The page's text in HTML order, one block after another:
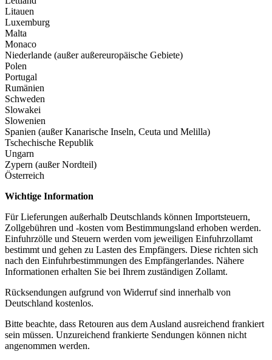
Litauen
Luxemburg
Malta
Monaco
Niederlande (außer außereuropäische Gebiete)
Polen
Portugal
Rumänien
Schweden
Slowakei
Slowenien
Spanien (außer Kanarische Inseln, Ceuta und Melilla)
Tschechische Republik
Ungarn
Zypern (außer Nordteil)
Österreich
Wichtige Information
Für Lieferungen außerhalb Deutschlands können Importsteuern,
Zollgebühren und -kosten vom Bestimmungsland erhoben werden.
Einfuhrzölle und Steuern werden vom jeweiligen Einfuhrzollamt
bestimmt und gehen zu Lasten des Empfängers. Diese richten sich
nach den Einfuhrbestimmungen des Empfängerlandes. Nähere
Informationen erhalten Sie bei Ihrem zuständigen Zollamt.
Rücksendungen aufgrund von Widerruf sind innerhalb von
Deutschland kostenlos.
Bitte beachte, dass Retouren aus dem Ausland ausreichend frankiert
sein müssen. Unzureichend frankierte Sendungen können nicht
angenommen werden.